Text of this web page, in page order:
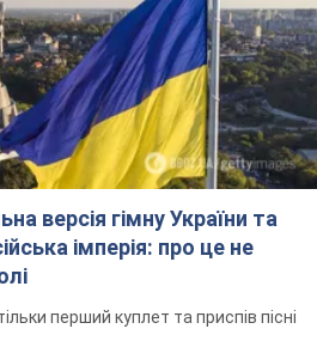
версія гімну України та
імперія: про це не
перший куплет та приспів пісні